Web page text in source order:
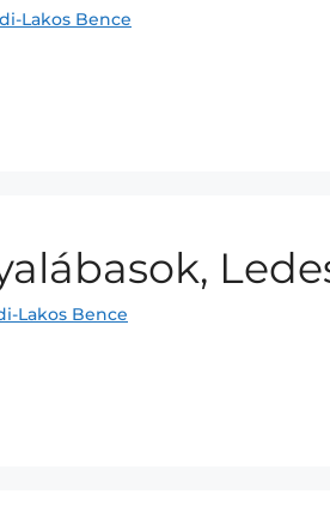
Lakos Bence
Lakos Bence